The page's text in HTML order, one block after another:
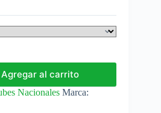
Agregar al carrito
Nacionales Marca: